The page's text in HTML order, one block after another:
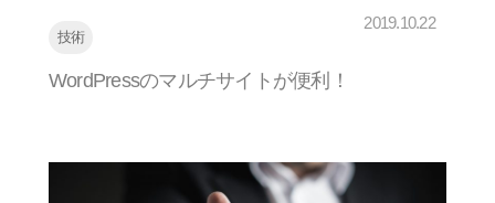
技術
2019.10.22
WordPressのマルチサイトが便利！